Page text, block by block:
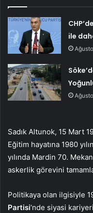
ile
Sadık Altunok, 15 Mart
Eğitim hayatına 1980
yılında Mardin 70.
askerlik görevini
Politikaya olan ilgisiyle
Partisi‘nde siyasi